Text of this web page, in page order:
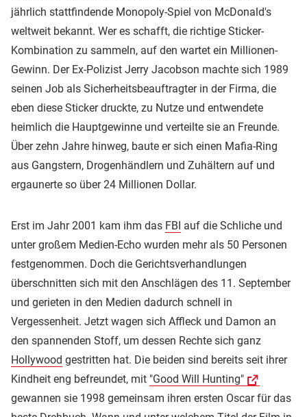
jährlich stattfindende Monopoly-Spiel von McDonald's
weltweit bekannt. Wer es schafft, die richtige Sticker-
Kombination zu sammeln, auf den wartet ein Millionen-
Gewinn. Der Ex-Polizist Jerry Jacobson machte sich 1989
seinen Job als Sicherheitsbeauftragter in der Firma, die
eben diese Sticker druckte, zu Nutze und entwendete
heimlich die Hauptgewinne und verteilte sie an Freunde.
Über zehn Jahre hinweg, baute er sich einen Mafia-Ring
aus Gangstern, Drogenhändlern und Zuhältern auf und
ergaunerte so über 24 Millionen Dollar.
Erst im Jahr 2001 kam ihm das FBI auf die Schliche und
unter großem Medien-Echo wurden mehr als 50 Personen
festgenommen. Doch die Gerichtsverhandlungen
überschnitten sich mit den Anschlägen des 11. September
und gerieten in den Medien dadurch schnell in
Vergessenheit. Jetzt wagen sich Affleck und Damon an
den spannenden Stoff, um dessen Rechte sich ganz
Hollywood gestritten hat. Die beiden sind bereits seit ihrer
Kindheit eng befreundet, mit "Good Will Hunting"
gewannen sie 1998 gemeinsam ihren ersten Oscar für das